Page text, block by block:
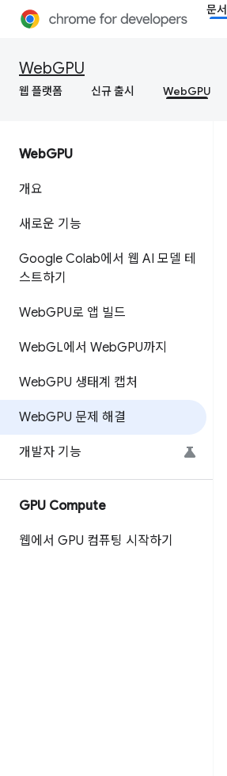
문서
WebGPU
웹 플랫폼 신규 출시 WebGPU
WebGPU
개요
새로운 기능
Google Colab에서 웹 AI 모델 테
스트하기
WebGPU로 앱 빌드
WebGL에서 WebGPU까지
WebGPU 생태계 캡처
WebGPU 문제 해결
개발자 기능
GPU Compute
웹에서 GPU 컴퓨팅 시작하기